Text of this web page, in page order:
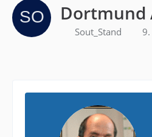
Dortmund
Sout_Stand